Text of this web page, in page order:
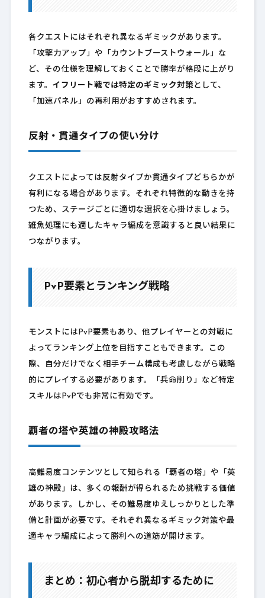
各クエストにはそれぞれ異なるギミックがあります。
「攻撃力アップ」や「カウントブーストウォール」な
ど、その仕様を理解しておくことで勝率が格段に上がり
ます。 イフリート戦では特定のギミック対策として、
「加速パネル」の再利用がおすすめされます。
反射・貫通タイプの使い分け
クエストによっては反射タイプか貫通タイプどちらかが
有利になる場合があります。それぞれ特徴的な動きを持
つため、ステージごとに適切な選択を心掛けましょう。
雑魚処理にも適したキャラ編成を意識すると良い結果に
つながります。
PvP要素とランキング戦略
モンストにはPvP要素もあり、他プレイヤーとの対戦に
よってランキング上位を目指すこともできます。この
際、自分だけでなく相手チーム構成も考慮しながら戦略
的にプレイする必要があります。「兵命削り」など特定
スキルはPvPでも非常に有効です。
覇者の塔や英雄の神殿攻略法
高難易度コンテンツとして知られる「覇者の塔」や「英
雄の神殿」は、多くの報酬が得られるため挑戦する価値
があります。しかし、その難易度ゆえしっかりとした準
備と計画が必要です。それぞれ異なるギミック対策や最
適キャラ編成によって勝利への道筋が開けます。
まとめ：初心者から脱却するために